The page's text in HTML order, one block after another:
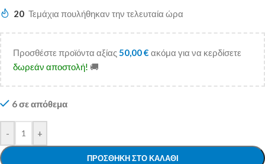
20 Τεμάχια πουλήθηκαν την τελευταία ώρα
Προσθέστε προϊόντα αξίας50,00€ ακόμα για να κερδίσετε
δωρεάν αποστολή! 🚚
6 σε απόθεμα
- +
ΠΡΟΣΘΉΚΗ ΣΤΟ ΚΑΛΆΘΙ